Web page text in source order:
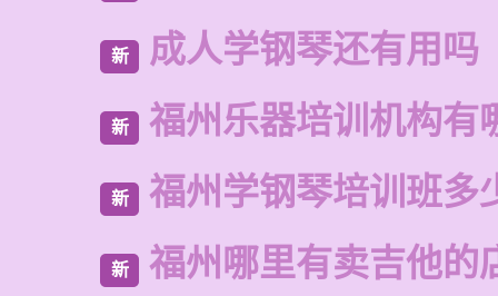
新 成人学钢琴还有用吗
新 福州乐器培训机构有
新 福州学钢琴培训班多
新 福州哪里有卖吉他的